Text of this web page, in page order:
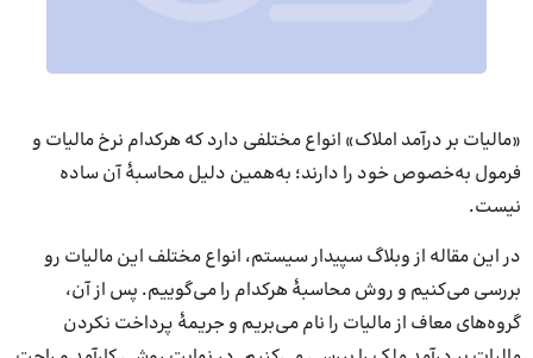
«مالیات بر درآمد املاک» انواع مختلفی دارد که هرکدام نرخ مالیات و
فرمول به‌خصوص خود را دارند؛ به‌همین دلیل محاسبۀ آن ساده
نیست.
در این مقاله از وبلاگ سپیدار سیستم، انواع مختلف این مالیات رو
بررسی می‌کنیم و روش محاسبۀ هرکدام را می‌گوییم. پس از آن،
گروه‌های معاف از مالیات را نام می‌بریم و جریمۀ پرداخت نکردن